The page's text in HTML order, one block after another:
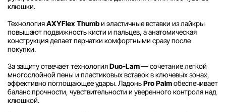
клюшки.
ТехнологияAXYFlex Thumbи эластичные вставки из лайкры
повышают подвижность кисти и пальцев, а анатомическая
конструкция делает перчатки комфортными сразу после
покупки.
За защиту отвечает технологияDuo-Lam— сочетание легкой
многослойной пены и пластиковых вставок в ключевых зонах,
эффективно поглощающее удары. ЛадоньPro Palmобеспечивает
баланс прочности, чувствительности и уверенного контроля над
клюшкой.